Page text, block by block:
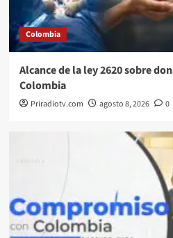
Colombia
Alcance de la ley 2620 sobre
Colombia
Priradiotv.com agosto 8, 2026 0